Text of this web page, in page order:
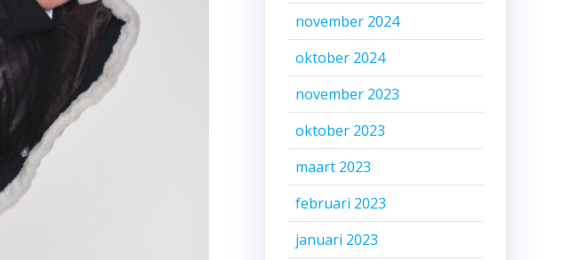
november 2024
oktober 2024
november 2023
oktober 2023
maart 2023
februari 2023
januari 2023